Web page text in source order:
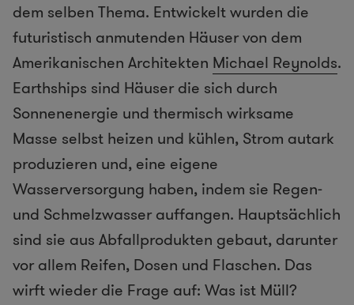
dem selben Thema. Entwickelt wurden die
futuristisch anmutenden Häuser von dem
Amerikanischen Architekten Michael Reynolds.
Earthships sind Häuser die sich durch
Sonnenenergie und thermisch wirksame
Masse selbst heizen und kühlen, Strom autark
produzieren und, eine eigene
Wasserversorgung haben, indem sie Regen-
und Schmelzwasser auffangen. Hauptsächlich
sind sie aus Abfallprodukten gebaut, darunter
vor allem Reifen, Dosen und Flaschen. Das
wirft wieder die Frage auf: Was ist Müll?